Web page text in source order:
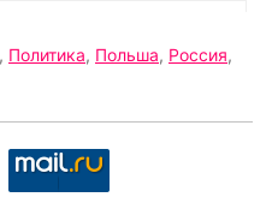
, Политика, Польша, Россия,